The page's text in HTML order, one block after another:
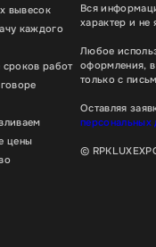
вывесок
каждого
сроков работ
цены
Вся
характер и не
Любое
оформления,
только с
Оставляя
персональных
©